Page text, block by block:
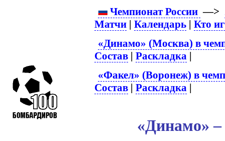
Чемпионат России —>
Матчи |Календарь |Кто
«Динамо» (Москва) в
Состав |Раскладка |
«Факел» (Воронеж) в
Состав |Раскладка |
«Динамо»